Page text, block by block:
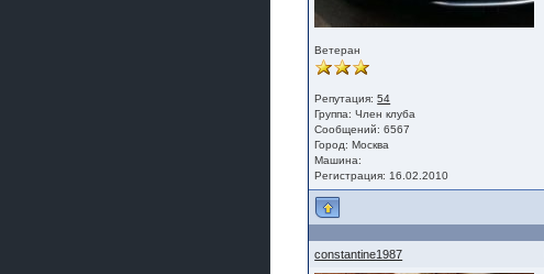
Ветеран
Репутация:54
Группа:Член клуба
Сообщений: 6567
Город: Москва
Машина:
Регистрация: 16.02.2010
constantine1987